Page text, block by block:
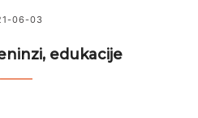
06-03
edukacije